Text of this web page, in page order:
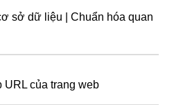
sở dữ liệu | Chuẩn hóa quan
URL của trang web